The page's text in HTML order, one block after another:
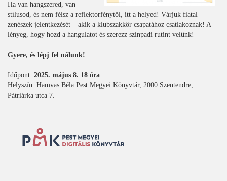
Ha van hangszered, van
stílusod, és nem félsz a reflektorfénytől, itt a helyed! Várjuk fiatal
zenészek jelentkezését – akik a klubszakkör csapatához csatlakoznak! A
lényeg, hogy hozd a hangulatot és szerezz színpadi rutint velünk!
Gyere, és lépj fel nálunk!
Időpont: 2025. május 8. 18 óra
Helyszín: Hamvas Béla Pest Megyei Könyvtár, 2000 Szentendre,
Pátriárka utca 7.